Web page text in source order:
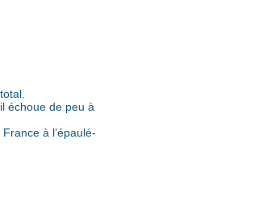
échoue de peu à
à l’épaulé-